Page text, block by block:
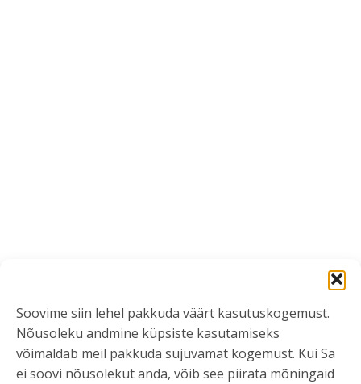
Soovime siin lehel pakkuda väärt kasutuskogemust.
Nõusoleku andmine küpsiste kasutamiseks
võimaldab meil pakkuda sujuvamat kogemust. Kui Sa
ei soovi nõusolekut anda, võib see piirata mõningaid